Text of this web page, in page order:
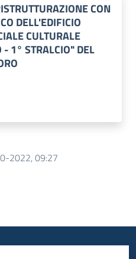
CON
DELL'EDIFICIO
CULTURALE
1° STRALCIO" DEL
2022, 09:27